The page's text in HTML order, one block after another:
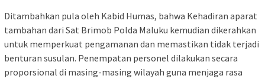
Ditambahkan pula oleh Kabid Humas, bahwa Kehadiran aparat
tambahan dari Sat Brimob Polda Maluku kemudian dikerahkan
untuk memperkuat pengamanan dan memastikan tidak terjadi
benturan susulan. Penempatan personel dilakukan secara
proporsional di masing-masing wilayah guna menjaga rasa